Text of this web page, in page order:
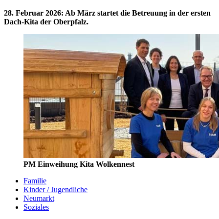
28. Februar 2026: Ab März startet die Betreuung in der ersten
Dach-Kita der Oberpfalz.
PM Einweihung Kita Wolkennest
Familie
Kinder / Jugendliche
Neumarkt
Soziales